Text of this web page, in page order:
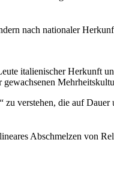
nach nationaler
italienischer Herkunft
zu verstehen, die auf
Abschmelzen von